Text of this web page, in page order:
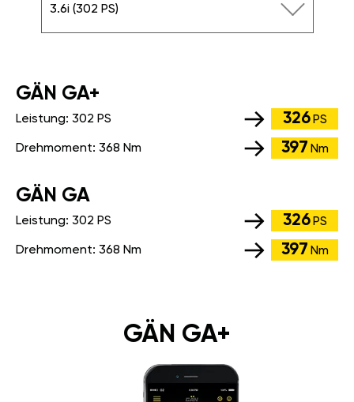
3.6i (302 PS)
GÄN GA+
Leistung: 302 PS 326 PS
Drehmoment: 368 Nm 397 Nm
GÄN GA
Leistung: 302 PS 326 PS
Drehmoment: 368 Nm 397 Nm
GÄN GA+